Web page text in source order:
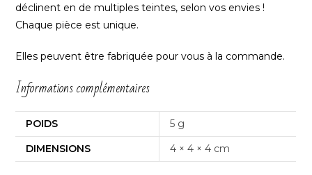
déclinent en de multiples teintes, selon vos envies !
Chaque pièce est unique.
Elles peuvent être fabriquée pour vous à la commande.
Informations complémentaires
POIDS
5 g
DIMENSIONS
4 × 4 × 4 cm